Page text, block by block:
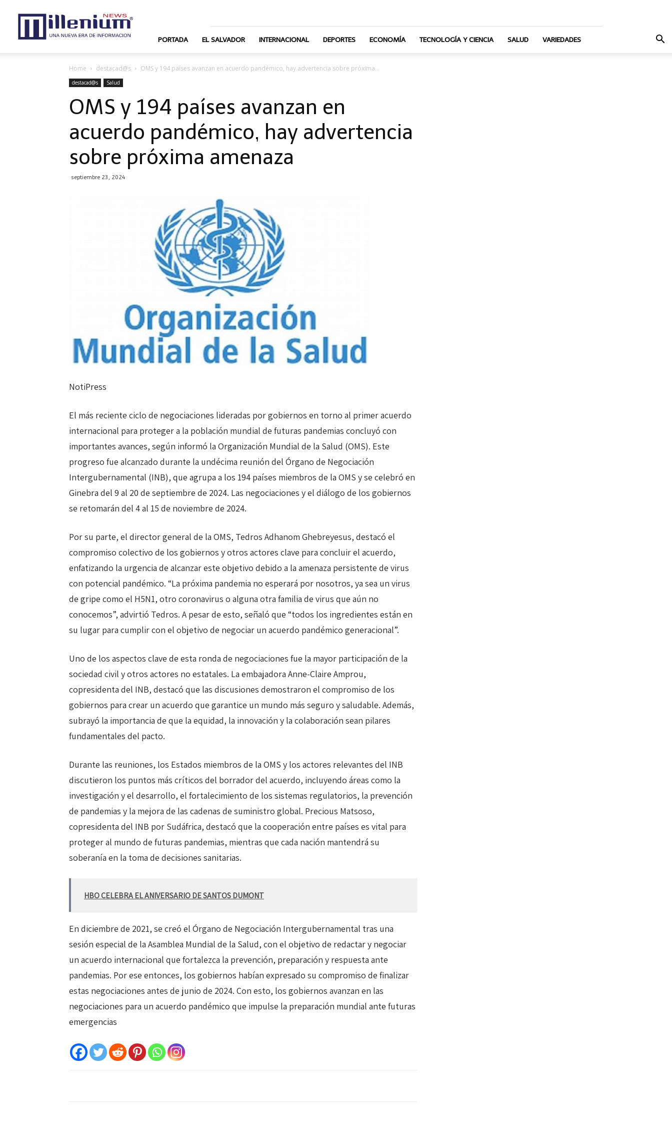
Millenium
PORTADA EL SALVADOR INTERNACIONAL DEPORTES ECONOMÍA TECNOLOGÍA Y CIENCIA SALUD VARIEDADES
Home destacad@s OMS y 194 países avanzan en acuerdo pandémico, hay advertencia sobre próxima...
destacad@s Salud
OMS y 194 países avanzan en
acuerdo pandémico, hay advertencia
sobre próxima amenaza
septiembre 23, 2024
NotiPress
El más reciente ciclo de negociaciones lideradas por gobiernos en torno al primer acuerdo
internacional para proteger a la población mundial de futuras pandemias concluyó con
importantes avances, según informó la Organización Mundial de la Salud (OMS). Este
progreso fue alcanzado durante la undécima reunión del Órgano de Negociación
Intergubernamental (INB), que agrupa a los 194 países miembros de la OMS y se celebró en
Ginebra del 9 al 20 de septiembre de 2024. Las negociaciones y el diálogo de los gobiernos
se retomarán del 4 al 15 de noviembre de 2024.
Por su parte, el director general de la OMS, Tedros Adhanom Ghebreyesus, destacó el
compromiso colectivo de los gobiernos y otros actores clave para concluir el acuerdo,
enfatizando la urgencia de alcanzar este objetivo debido a la amenaza persistente de virus
con potencial pandémico. “La próxima pandemia no esperará por nosotros, ya sea un virus
de gripe como el H5N1, otro coronavirus o alguna otra familia de virus que aún no
conocemos”, advirtió Tedros. A pesar de esto, señaló que “todos los ingredientes están en
su lugar para cumplir con el objetivo de negociar un acuerdo pandémico generacional”.
Uno de los aspectos clave de esta ronda de negociaciones fue la mayor participación de la
sociedad civil y otros actores no estatales. La embajadora Anne-Claire Amprou,
copresidenta del INB, destacó que las discusiones demostraron el compromiso de los
gobiernos para crear un acuerdo que garantice un mundo más seguro y saludable. Además,
subrayó la importancia de que la equidad, la innovación y la colaboración sean pilares
fundamentales del pacto.
Durante las reuniones, los Estados miembros de la OMS y los actores relevantes del INB
discutieron los puntos más críticos del borrador del acuerdo, incluyendo áreas como la
investigación y el desarrollo, el fortalecimiento de los sistemas regulatorios, la prevención
de pandemias y la mejora de las cadenas de suministro global. Precious Matsoso,
copresidenta del INB por Sudáfrica, destacó que la cooperación entre países es vital para
proteger al mundo de futuras pandemias, mientras que cada nación mantendrá su
soberanía en la toma de decisiones sanitarias.
HBO CELEBRA EL ANIVERSARIO DE SANTOS DUMONT
En diciembre de 2021, se creó el Órgano de Negociación Intergubernamental tras una
sesión especial de la Asamblea Mundial de la Salud, con el objetivo de redactar y negociar
un acuerdo internacional que fortalezca la prevención, preparación y respuesta ante
pandemias. Por ese entonces, los gobiernos habían expresado su compromiso de finalizar
estas negociaciones antes de junio de 2024. Con esto, los gobiernos avanzan en las
negociaciones para un acuerdo pandémico que impulse la preparación mundial ante futuras
emergencias